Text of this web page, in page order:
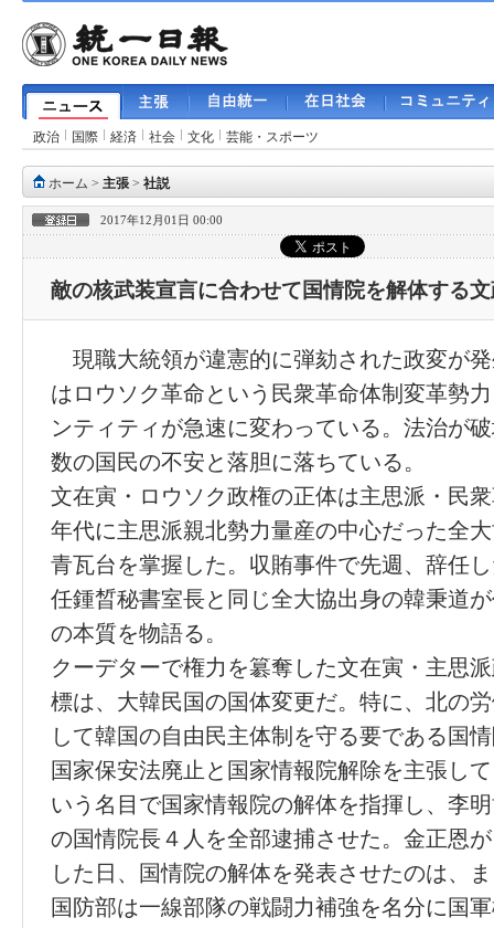
政治 国際 経済 社会 文化 芸能・スポーツ
ホーム > 主張> 社説
2017年12月01日 00:00
敵の核武装宣言に合わせて国情院を解体する
現職大統領が違憲的に弾劾された政変が
はロウソク革命という民衆革命体制変革勢
ンティティが急速に変わっている。法治が
数の国民の不安と落胆に落ちている。
文在寅・ロウソク政権の正体は主思派・民
年代に主思派親北勢力量産の中心だった全
青瓦台を掌握した。収賄事件で先週、辞任
任鍾晳秘書室長と同じ全大協出身の韓秉道
の本質を物語る。
クーデターで権力を簒奪した文在寅・主思
標は、大韓民国の国体変更だ。特に、北の
して韓国の自由民主体制を守る要である国
国家保安法廃止と国家情報院解除を主張し
いう名目で国家情報院の解体を指揮し、李
の国情院長４人を全部逮捕させた。金正恩
した日、国情院の解体を発表させたのは、
国防部は一線部隊の戦闘力補強を名分に国